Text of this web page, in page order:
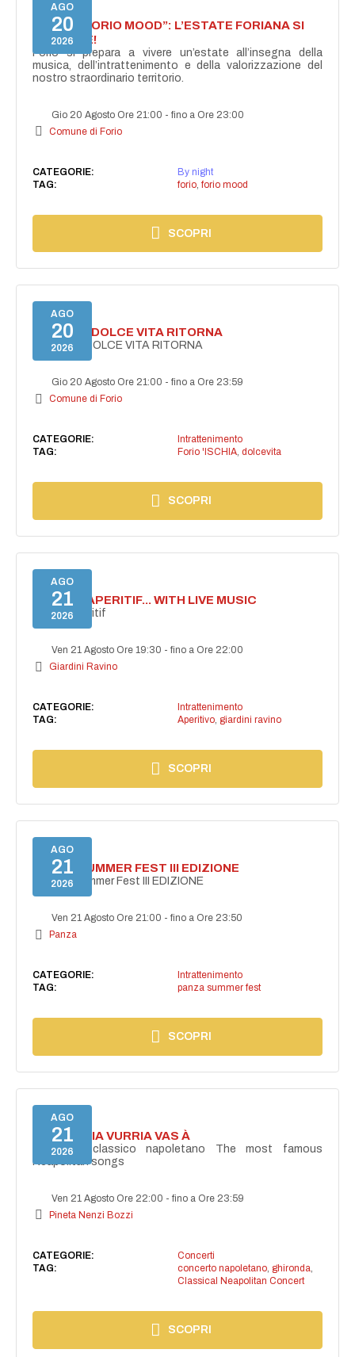
AGO
20
2026
NASCE “FORIO MOOD”: L’ESTATE FORIANA SI
ACCENDE!
Forio si prepara a vivere un’estate all’insegna della
musica, dell’intrattenimento e della valorizzazione del
nostro straordinario territorio.
Gio 20 Agosto Ore 21:00 -fino a Ore 23:00
Comune di Forio
CATEGORIE:
By night
TAG:
forio, forio mood
SCOPRI
AGO
20
2026
FORIO LA DOLCE VITA RITORNA
FORIO LA DOLCE VITA RITORNA
Gio 20 Agosto Ore 21:00 -fino a Ore 23:59
Comune di Forio
CATEGORIE:
Intrattenimento
TAG:
Forio 'ISCHIA, dolcevita
SCOPRI
AGO
21
2026
SECRET APERITIF... WITH LIVE MUSIC
Secret aperitif
Ven 21 Agosto Ore 19:30 -fino a Ore 22:00
Giardini Ravino
CATEGORIE:
Intrattenimento
TAG:
Aperitivo, giardini ravino
SCOPRI
AGO
21
2026
PANZA SUMMER FEST III EDIZIONE
PANZA Summer Fest III EDIZIONE
Ven 21 Agosto Ore 21:00 -fino a Ore 23:50
Panza
CATEGORIE:
Intrattenimento
TAG:
panza summer fest
SCOPRI
AGO
21
2026
I'TE VURRIA VURRIA VAS À
Concerto classico napoletano The most famous
Neapolitan songs
Ven 21 Agosto Ore 22:00 -fino a Ore 23:59
Pineta Nenzi Bozzi
CATEGORIE:
Concerti
TAG:
concerto napoletano, ghironda
Classical Neapolitan Concert
SCOPRI